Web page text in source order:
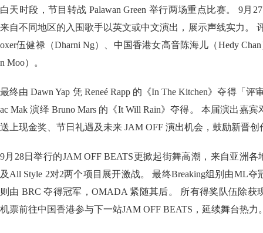
白天时段，节目转战 Palawan Green 举行两场重点比赛。 9月
来自不同地区的入围歌手以英文或中文演出，展示声线实力。
oxer伍健禄（Dharni Ng）、中国香港女高音陈海儿（Hedy
n Moo）。
最终由 Dawn Yap 凭 Reneé Rapp 的《In The Kitchen》夺得「
ac Mak 演绎 Bruno Mars 的《It Will Rain》夺得。 本届演出嘉
送上现金奖、节日礼遇及未来 JAM OFF 演出机会，鼓励新晋创
9月28日举行的JAM OFF BEATS更掀起街舞高潮，来自亚洲各
及All Style 2对2两个项目展开激战。 最终Breaking组别由ML夺
则由 BRC 夺得冠军，OMADA 紧随其后。 所有得奖队伍除获
机票前往中国香港参与下一站JAM OFF BEATS，延续舞台热力